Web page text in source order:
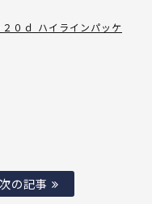
０ｄ ハイラインパッケ
次の記事